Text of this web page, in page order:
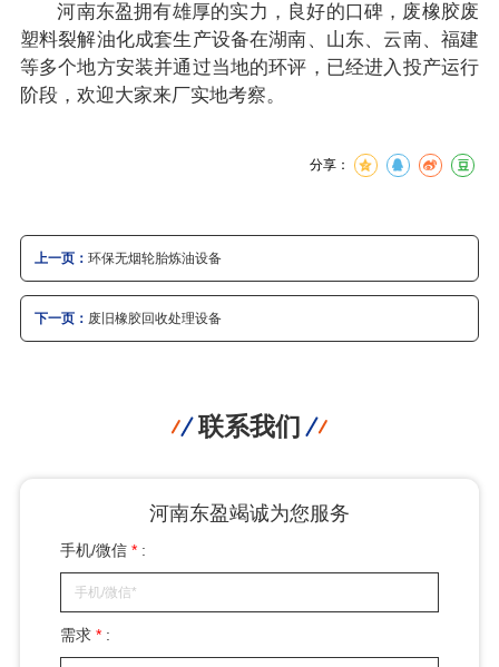
河南东盈拥有雄厚的实力，良好的口碑，废橡胶废
塑料裂解油化成套生产设备在湖南、山东、云南、福建
等多个地方安装并通过当地的环评，已经进入投产运行
阶段，欢迎大家来厂实地考察。
分享：
上一页： 环保无烟轮胎炼油设备
下一页： 废旧橡胶回收处理设备
联系我们
河南东盈竭诚为您服务
手机/微信* :
需求* :